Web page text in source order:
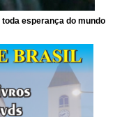
esperança do mundo